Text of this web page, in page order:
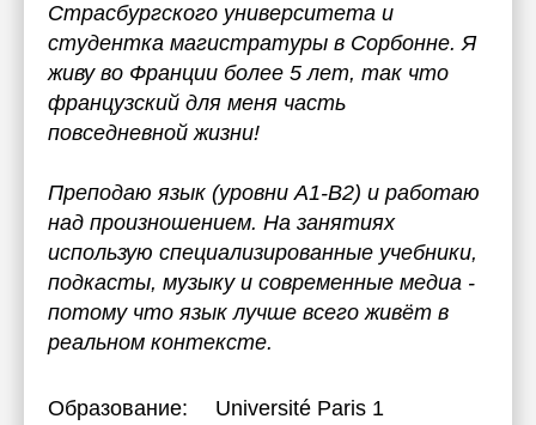
Страсбургского университета и
студентка магистратуры в Сорбонне. Я
живу во Франции более 5 лет, так что
французский для меня часть
повседневной жизни!
Преподаю язык (уровни A1-B2) и работаю
над произношением. На занятиях
использую специализированные учебники,
подкасты, музыку и современные медиа -
потому что язык лучше всего живёт в
реальном контексте.
Образование:
Université Paris 1